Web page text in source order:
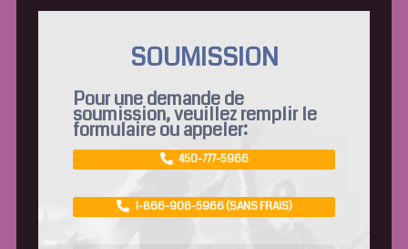
SOUMISSION
Pour une demande de
soumission, veuillez remplir le
formulaire ou appeler:
450-777-5966
1-866-906-5966 (SANS FRAIS)